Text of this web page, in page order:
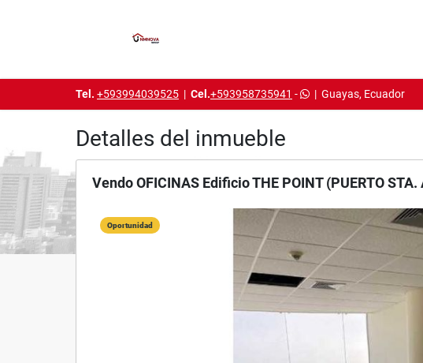
Tel. +593994039525 | Cel.+593958735941 - | Guayas, Ecuador
Detalles del inmueble
Vendo OFICINAS Edificio THE POINT (PUERTO STA.
Oportunidad